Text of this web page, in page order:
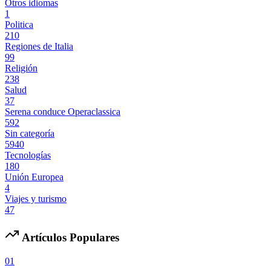
Otros idiomas
1
Politica
210
Regiones de Italia
99
Religión
238
Salud
37
Serena conduce Operaclassica
592
Sin categoría
5940
Tecnologías
180
Unión Europea
4
Viajes y turismo
47
Artículos Populares
01